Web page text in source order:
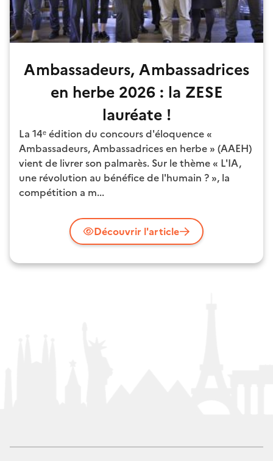
Ambassadeurs, Ambassadrices
en herbe 2026 : la ZESE
lauréate !
La 14ᵉ édition du concours d'éloquence «
Ambassadeurs, Ambassadrices en herbe » (AAEH)
vient de livrer son palmarès. Sur le thème « L'IA,
une révolution au bénéfice de l'humain ? », la
compétition a m...
Découvrir l'article